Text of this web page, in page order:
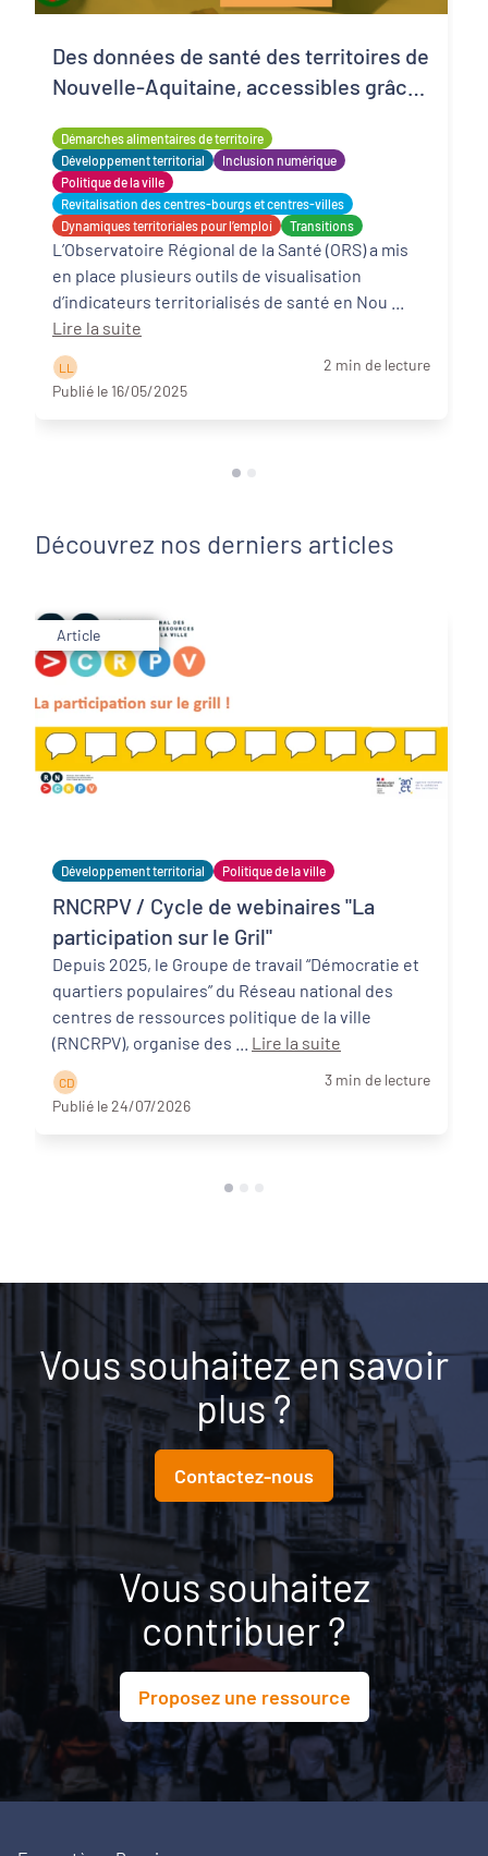
Démarches alimentaires de territoire
Développement territorial
Inclusion numérique
Politique de la ville
Revitalisation des centres-bourgs et centres-villes
Dynamiques territoriales pour l’emploi
Transitions
Des données de santé des territoires de
Nouvelle-Aquitaine, accessibles grâce
L’Observatoire Régional de la Santé (ORS) a mis
en place plusieurs outils de visualisation
Lire la suite
L L
2 min de lecture
Publié le 16/05/2025
Découvrez nos derniers articles
Article
Développement territorial Politique de la ville
RNCRPV / Cycle de webinaires "La
participation sur le Gril"
Depuis 2025, le Groupe de travail “Démocratie et
quartiers populaires” du Réseau national des
centres de ressources politique de la ville
Lire la suite
C D
3 min de lecture
Publié le 24/07/2026
Vous souhaitez en savoir
plus ?
Contactez-nous
Vous souhaitez
contribuer ?
Proposez une ressource